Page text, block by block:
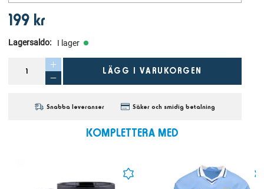
199 kr
Lagersaldo: I lager
LÄGG I VARUKORGEN
Snabba leveranser Säker och smidig betalning
KOMPLETTERA MED